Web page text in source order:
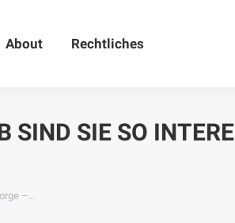
About Rechtliches
SIND SIE SO
–…
About Rechtliches